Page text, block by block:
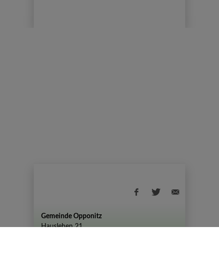
Gemeinde Opponitz
Hauslehen 21